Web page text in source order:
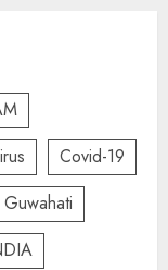
Covid-19
Guwahati